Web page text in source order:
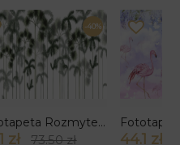
-40%
Fototapeta Rozmyte Tropiki
zł 73.50 zł 44.1 zł